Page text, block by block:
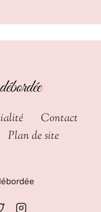
Contact
Plan de site